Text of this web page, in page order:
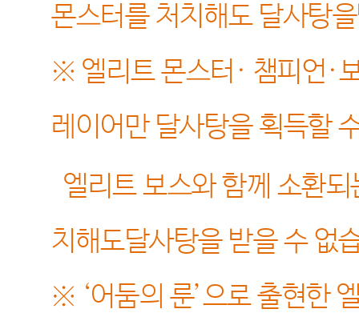
몬스터를 처치해도 달사탕
※ 엘리트 몬스터 · 챔피언 ·
레이어만 달사탕을 획득할
엘리트 보스와 함께 소환
치해도달사탕을 받을 수 없
※ ‘어둠의 룬’으로 출현한